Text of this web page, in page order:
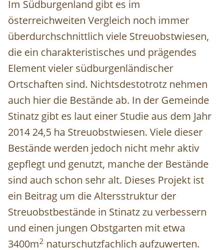
Im Südburgenland gibt es im
österreichweiten Vergleich noch immer
überdurchschnittlich viele Streuobstwiesen,
die ein charakteristisches und prägendes
Element vieler südburgenländischer
Ortschaften sind. Nichtsdestotrotz nehmen
auch hier die Bestände ab. In der Gemeinde
Stinatz gibt es laut einer Studie aus dem Jahr
2014 24,5 ha Streuobstwiesen. Viele dieser
Bestände werden jedoch nicht mehr aktiv
gepflegt und genutzt, manche der Bestände
sind auch schon sehr alt. Dieses Projekt ist
ein Beitrag um die Altersstruktur der
Streuobstbestände in Stinatz zu verbessern
und einen jungen Obstgarten mit etwa
3400m2 naturschutzfachlich aufzuwerten.